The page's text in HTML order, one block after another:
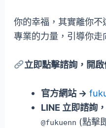
你的幸福，其實離你
專業的力量，引導你走
立即點擊諮詢，開啟
官方網站 →
LINE 立即諮詢
@fukuenn (點擊